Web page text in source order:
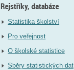
Rejstříky, databáze
Statistika školství
Pro veřejnost
O školské statistice
Sběry statistických dat